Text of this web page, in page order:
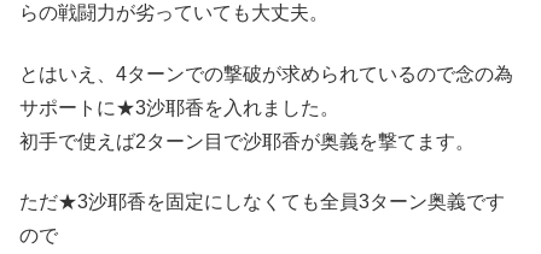
らの戦闘力が劣っていても大丈夫。
とはいえ、4ターンでの撃破が求められているので念の為
サポートに★3沙耶香を入れました。
初手で使えば2ターン目で沙耶香が奥義を撃てます。
ただ★3沙耶香を固定にしなくても全員3ターン奥義です
ので